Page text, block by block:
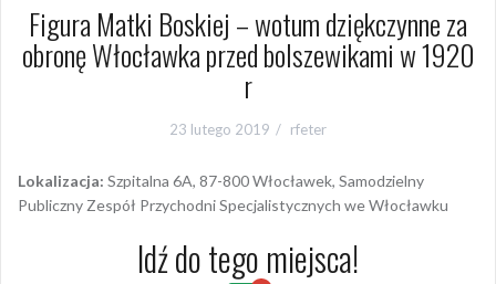
Figura Matki Boskiej – wotum dziękczynne za
obronę Włocławka przed bolszewikami w 1920
r
23 lutego 2019 rfeter
Lokalizacja: Szpitalna 6A, 87-800 Włocławek, Samodzielny
Publiczny Zespół Przychodni Specjalistycznych we Włocławku
Idź do tego miejsca!